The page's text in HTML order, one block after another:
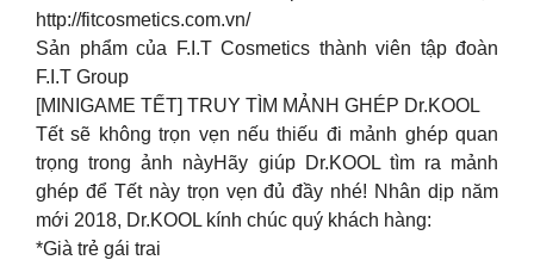
http://fitcosmetics.com.vn/
Sản phẩm của F.I.T Cosmetics thành viên tập đoàn
F.I.T Group
[MINIGAME TẾT] TRUY TÌM MẢNH GHÉP Dr.KOOL
Tết sẽ không trọn vẹn nếu thiếu đi mảnh ghép quan
trọng trong ảnh nàyHãy giúp Dr.KOOL tìm ra mảnh
ghép để Tết này trọn vẹn đủ đầy nhé! Nhân dịp năm
mới 2018, Dr.KOOL kính chúc quý khách hàng:
*Già trẻ gái trai